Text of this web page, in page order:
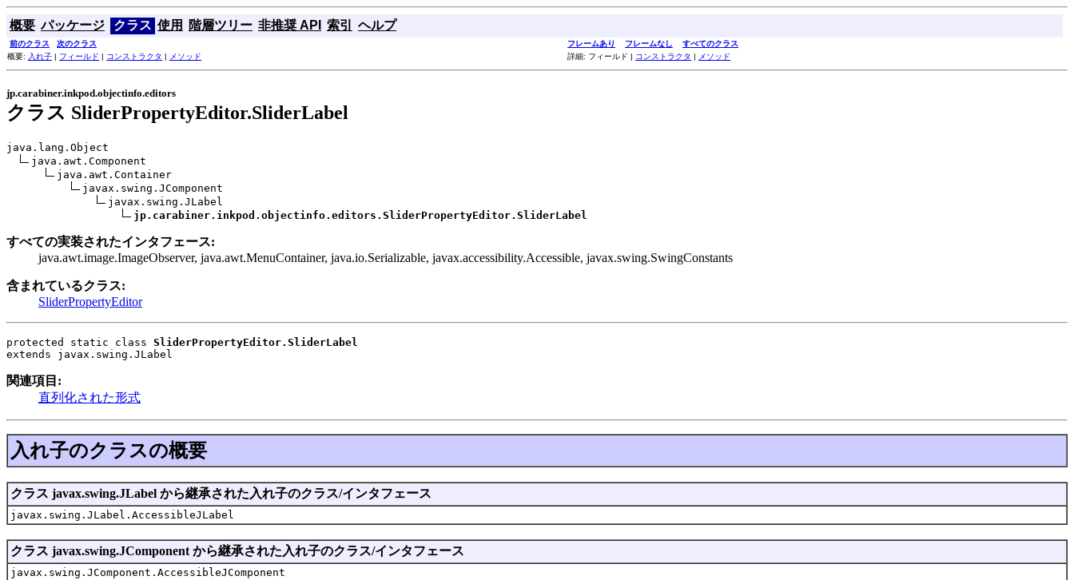
概要 パッケージ クラス 使用 階層ツリー 非推奨 API 索引 ヘルプ
前のクラス 次のクラス フレームあり フレームなし
すべてのクラス
概要: 入れ子 | フィールド | コンストラクタ | メソッド 詳細: フィールド | コンストラクタ | メソッド
jp.carabiner.inkpod.objectinfo.editors
クラス SliderPropertyEditor.SliderLabel
java.lang.Object
java.awt.Component
java.awt.Container
javax.swing.JComponent
javax.swing.JLabel
jp.carabiner.inkpod.objectinfo.editors.SliderPropertyEditor.SliderLabel
すべての実装されたインタフェース:
java.awt.image.ImageObserver, java.awt.MenuContainer, java.io.Serializable, javax.accessibility.Accessible, javax.swing.SwingConstants
含まれているクラス:
SliderPropertyEditor
protected static class SliderPropertyEditor.SliderLabel
extends javax.swing.JLabel
関連項目:
直列化された形式
入れ子のクラスの概要
クラス javax.swing.JLabel から継承された入れ子のクラス/インタフェース
javax.swing.JLabel.AccessibleJLabel
クラス javax.swing.JComponent から継承された入れ子のクラス/インタフェース
javax.swing.JComponent.AccessibleJComponent